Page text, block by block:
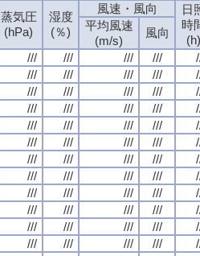
蒸気圧
(hPa)
湿度
(％)
風速・風向
日
時
(h)
平均風速
(m/s)
風向
/// /// /// ///
/// /// /// ///
/// /// /// ///
/// /// /// ///
/// /// /// ///
/// /// /// ///
/// /// /// ///
/// /// /// ///
/// /// /// ///
/// /// /// ///
/// /// /// ///
/// /// /// ///
蒸気圧
(hPa)
湿度
(％)
風速・風向
日
時
(h)
平均風速
(m/s)
風向
/// /// /// ///
/// /// /// ///
/// /// /// ///
/// /// /// ///
/// /// /// ///
/// /// /// ///
/// /// /// ///
/// /// /// ///
/// /// /// ///
/// /// /// ///
/// /// /// ///
/// /// /// ///
蒸気圧
(hPa)
湿度
(％)
風速・風向
日
時
(h)
平均風速
(m/s)
風向
/// /// /// ///
/// /// /// ///
/// /// /// ///
/// /// /// ///
/// /// /// ///
/// /// /// ///
/// /// /// ///
/// /// /// ///
/// /// /// ///
/// /// /// ///
/// /// /// ///
/// /// /// ///
蒸気圧
(hPa)
湿度
(％)
風速・風向
日
時
(h)
平均風速
(m/s)
風向
/// /// /// ///
/// /// /// ///
/// /// /// ///
/// /// /// ///
/// /// /// ///
/// /// /// ///
/// /// /// ///
/// /// /// ///
/// /// /// ///
/// /// /// ///
/// /// /// ///
/// /// /// ///